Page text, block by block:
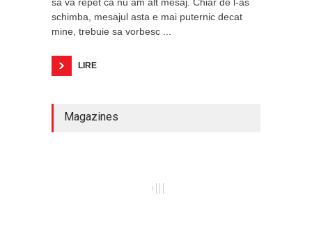
schimba, mesajul asta e mai puternic decat
mine, trebuie sa vorbesc ...
LIRE
Magazines